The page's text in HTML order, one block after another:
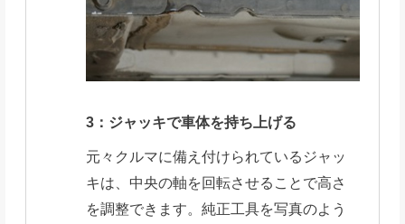
3：ジャッキで車体を持ち上げる
元々クルマに備え付けられているジャッ
キは、中央の軸を回転させることで高さ
を調整できます。純正工具を写真のよう